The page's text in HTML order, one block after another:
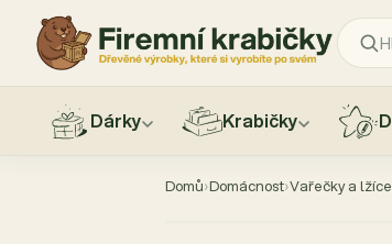
Dárky Krabičky
Domů›Domácnost›Vařečky a lžíce